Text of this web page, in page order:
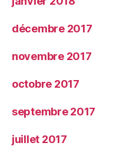
décembre 2017
novembre 2017
octobre 2017
septembre 2017
juillet 2017